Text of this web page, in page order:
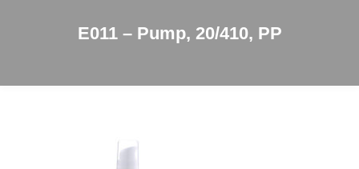
E011 – Pump, 20/410, PP